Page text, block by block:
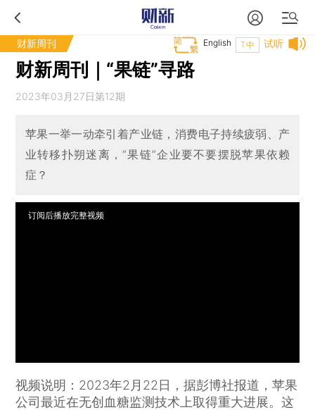
财新周刊 试听
T中
English
财新周刊｜“果链”寻路
2023年03月27日第12期
苹果一举一动牵引着产业链，消费电子持续疲弱、产
业转移扑朔迷离，“果链”企业要不要摆脱苹果依赖
症？
订阅后播放完整视频
视频说明：2023年2月22日，据彭博社报道，苹果
公司最近在无创血糖监测技术上取得重大进展。这